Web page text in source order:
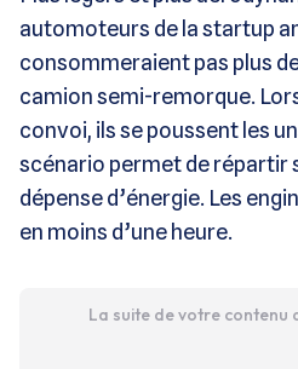
automoteurs de la startup
consommeraient pas plus de
camion semi-remorque.
convoi, ils se poussent les
scénario permet de répartir
dépense d’énergie. Les
en moins d’une heure.
La suite de votre contenu